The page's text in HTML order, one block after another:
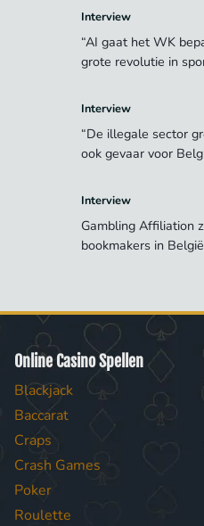
Interview
“AI gaat het WK
grote revolutie in
Interview
“De illegale sector
ook gevaar voor
Interview
Gambling Affiliation
bookmakers in België
Online Casino Spellen
Blackjack
Baccarat
Craps
Crash Games
Poker
Roulette